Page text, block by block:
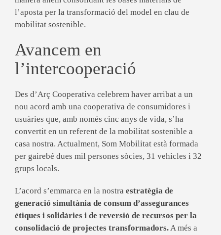
l’aposta per la transformació del model en clau de
mobilitat sostenible.
Avancem en
l’intercooperació
Des d’Arç Cooperativa celebrem haver arribat a un
nou acord amb una cooperativa de consumidores i
usuàries que, amb només cinc anys de vida, s’ha
convertit en un referent de la mobilitat sostenible a
casa nostra. Actualment, Som Mobilitat està formada
per gairebé dues mil persones sòcies, 31 vehicles i 32
grups locals.
L’acord s’emmarca en la nostra estratègia de
generació simultània de consum d’assegurances
ètiques i solidàries i de reversió de recursos per la
consolidació de projectes transformadors.A més a